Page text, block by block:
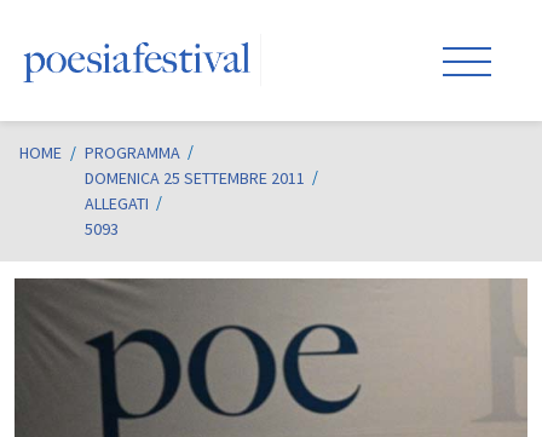
HOME / PROGRAMMA
DOMENICA 25 SETTEMBRE 2011
ALLEGATI
5093